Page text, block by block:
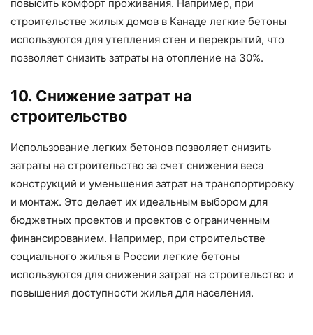
повысить комфорт проживания. Например, при
строительстве жилых домов в Канаде легкие бетоны
используются для утепления стен и перекрытий, что
позволяет снизить затраты на отопление на 30%.
10. Снижение затрат на
строительство
Использование легких бетонов позволяет снизить
затраты на строительство за счет снижения веса
конструкций и уменьшения затрат на транспортировку
и монтаж. Это делает их идеальным выбором для
бюджетных проектов и проектов с ограниченным
финансированием. Например, при строительстве
социального жилья в России легкие бетоны
используются для снижения затрат на строительство и
повышения доступности жилья для населения.